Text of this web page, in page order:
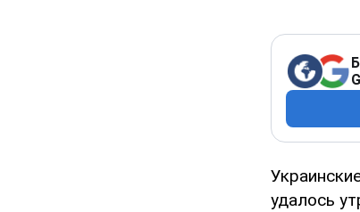
удалось